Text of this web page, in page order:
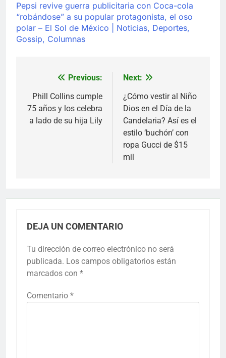
Pepsi revive guerra publicitaria con Coca-cola
“robándose” a su popular protagonista, el oso
polar – El Sol de México | Noticias, Deportes,
Gossip, Columnas
Navegación
de
entradas
Previous:
Phill Collins cumple
75 años y los celebra
a lado de su hija Lily
Next:
¿Cómo vestir al Niño
Dios en el Día de la
Candelaria? Así es el
estilo ‘buchón’ con
ropa Gucci de $15
mil
DEJA UN COMENTARIO
Tu dirección de correo electrónico no será
publicada. Los campos obligatorios están
marcados con *
Comentario *